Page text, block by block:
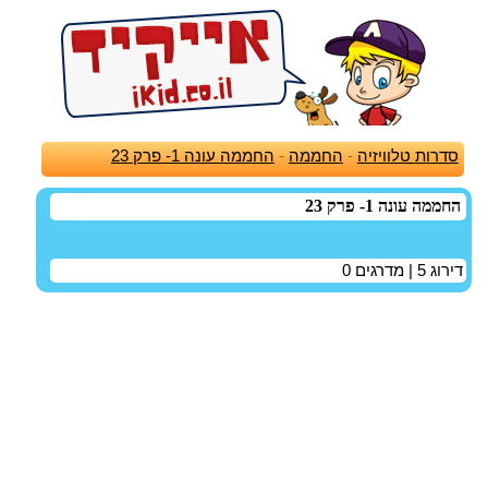
סדרות טלוויזיה - החממה - החממה עונה 1- פרק 23
החממה עונה 1- פרק 23
דירוג 5 | מדרגים 0